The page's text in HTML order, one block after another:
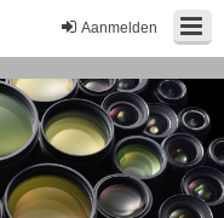
Aanmelden